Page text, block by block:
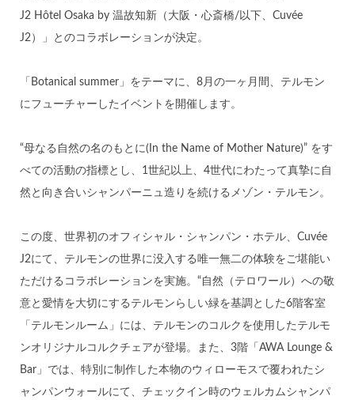
J2 Hôtel Osaka by 温故知新（大阪・心斎橋/以下、Cuvée
J2）」とのコラボレーションが決定。
「Botanical summer」をテーマに、8月の一ヶ月間、テルモン
にフューチャーしたイベントを開催します。
“母なる自然の名のもとに(In the Name of Mother Nature)” をす
べての活動の指標とし、1世紀以上、4世代にわたって真摯に自
然と向き合いシャンパーニュ造りを続けるメゾン・テルモン。
この度、世界初のオフィシャル・シャンパン・ホテル、Cuvée
J2にて、テルモンの世界に没入する唯一無二の体験をご堪能い
ただけるコラボレーションを実施。“自然（テロワール）への敬
意と愛情を大切にするテルモンらしい緑を基調とした6階客室
「テルモンルーム」には、テルモンのコルクを使用したテルモ
ンオリジナルコルクチェアが登場。また、3階「AWA Lounge &
Bar」では、特別に制作した本物のウィローモスで覆われたシ
ャンパンウォールにて、チェックイン時のウェルカムシャンパ